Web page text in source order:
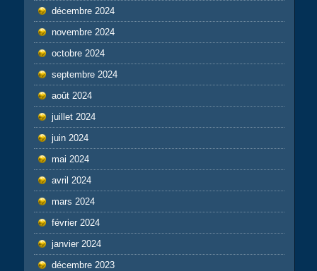
décembre 2024
novembre 2024
octobre 2024
septembre 2024
août 2024
juillet 2024
juin 2024
mai 2024
avril 2024
mars 2024
février 2024
janvier 2024
décembre 2023